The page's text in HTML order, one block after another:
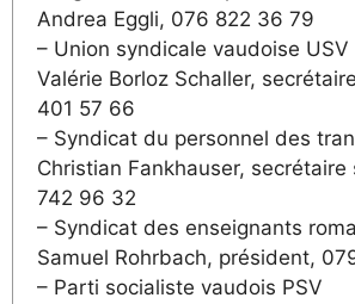
Andrea Eggli, 076 822 36 79
– Union syndicale vaudoise USV
Valérie Borloz Schaller,
401 57 66
– Syndicat du personnel des
Christian Fankhauser,
742 96 32
– Syndicat des enseignants
Samuel Rohrbach, président,
– Parti socialiste vaudois PSV